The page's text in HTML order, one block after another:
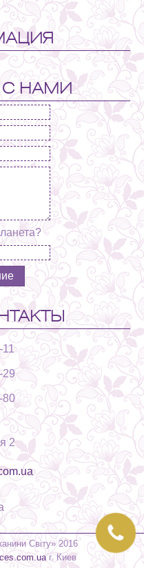
С НАМИ
11
29
80
2
Світу» 2016
г. Киев